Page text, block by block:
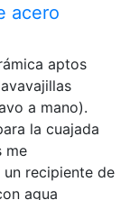
acero
aptos
a mano).
la cuajada
me
recipiente de
agua